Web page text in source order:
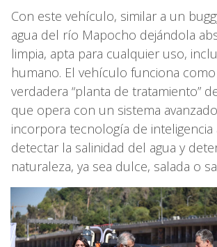
Con este vehículo, similar a un
agua del río Mapocho dejándola
limpia, apta para cualquier uso,
humano. El vehículo funciona
verdadera “planta de tratamiento”
que opera con un sistema
incorpora tecnología de inteligencia
detectar la salinidad del agua y
naturaleza, ya sea dulce, salada o